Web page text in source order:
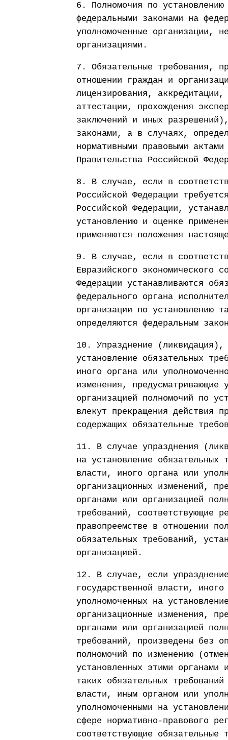
6. Полномочия по установлению
федеральными законами на
уполномоченные организации,
организациями.
7. Обязательные требования,
отношении граждан и
лицензирования,
аттестации, прохождения
заключений и иных
законами, а в случаях,
нормативными правовыми
Правительства Российской
8. В случае, если в
Российской Федерации
Российской Федерации,
установлению и оценке
применяются положения
9. В случае, если в
Евразийского экономического
Федерации устанавливаются
федерального органа
организации по установлению
определяются федеральным
10. Упразднение (ликвидация),
установление обязательных
иного органа или
изменения, предусматривающие
организацией полномочий по
влекут прекращения действия
содержащих обязательные
11. В случае упразднения
на установление обязательных
власти, иного органа или
организационных изменений,
органами или организацией
требований, соответствующие
правопреемстве в отношении
обязательных требований,
организацией.
12. В случае, если
государственной власти,
уполномоченных на
организационные изменения,
органами или организацией
требований, произведены без
полномочий по изменению
установленных этими
таких обязательных
власти, иным органом или
уполномоченными на
сфере нормативно-правового
соответствующие